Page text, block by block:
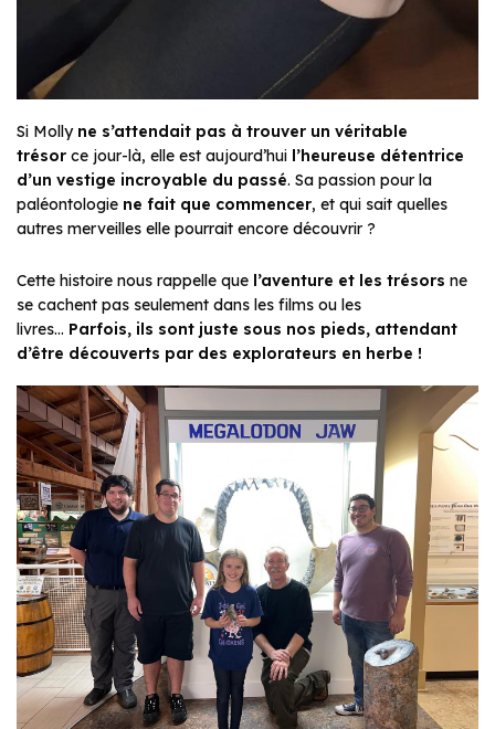
Si Molly ne s’attendait pas à trouver un véritable
trésor ce jour-là, elle est aujourd’hui l’heureuse détentrice
d’un vestige incroyable du passé. Sa passion pour la
paléontologie ne fait que commencer, et qui sait quelles
autres merveilles elle pourrait encore découvrir ?
Cette histoire nous rappelle que l’aventure et les trésors ne
se cachent pas seulement dans les films ou les
livres… Parfois, ils sont juste sous nos pieds, attendant
d’être découverts par des explorateurs en herbe !